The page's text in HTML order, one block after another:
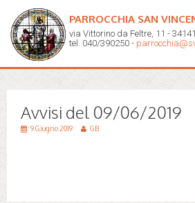
PARROCCHIA SAN
via Vittorino da Feltre, 11 -
tel. 040/390250 -
Avvisi del 09/06/2019
9 Giugno 2019 GB